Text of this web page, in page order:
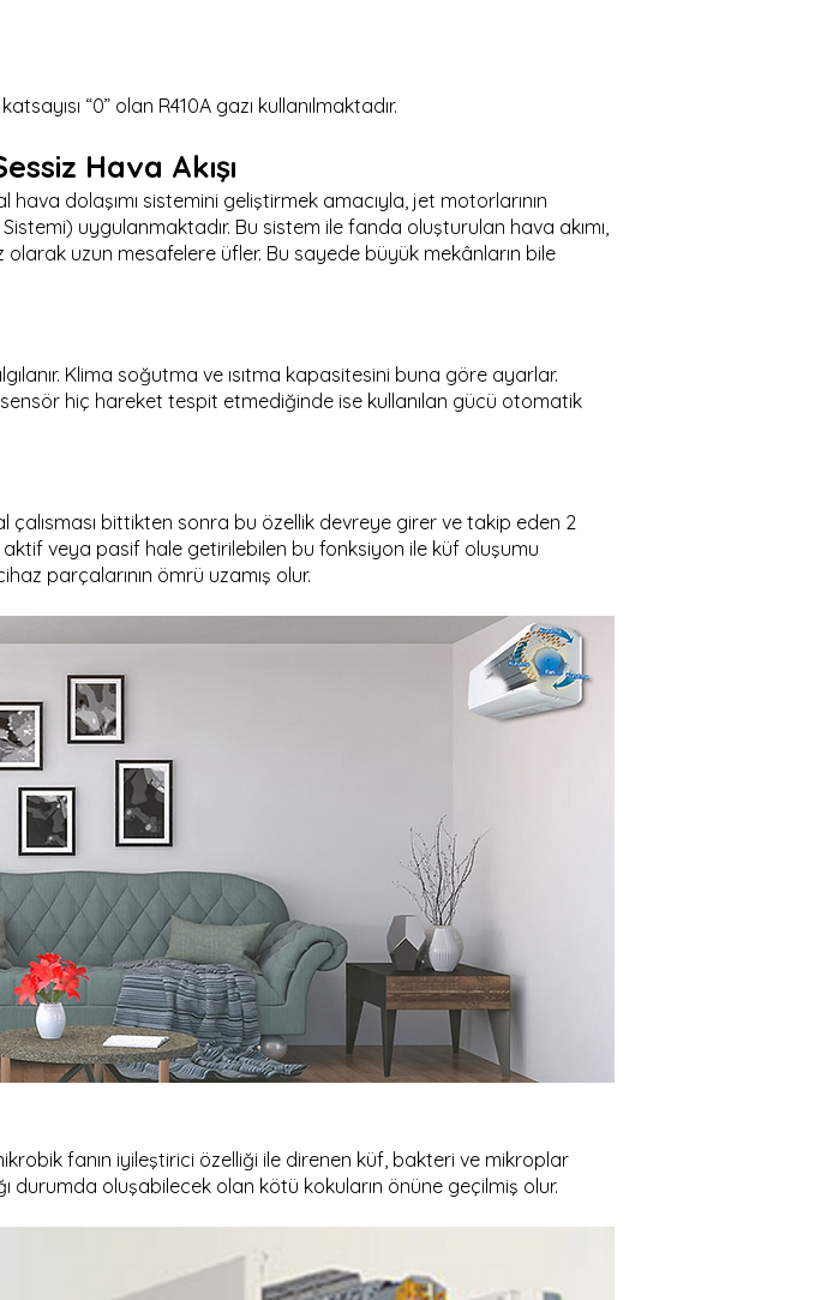
“0” olan R410A gazı kullanılmaktadır.
Hava Akışı
dolaşımı sistemini geliştirmek amacıyla, jet motorlarının
uygulanmaktadır. Bu sistem ile fanda oluşturulan hava akımı,
uzun mesafelere üfler. Bu sayede büyük mekânların bile
Klima soğutma ve ısıtma kapasitesini buna göre ayarlar.
hiç hareket tespit etmediğinde ise kullanılan gücü otomatik
çalısması bittikten sonra bu özellik devreye girer ve takip eden 2
veya pasif hale getirilebilen bu fonksiyon ile küf oluşumu
parçalarının ömrü uzamış olur.
fanın iyileştirici özelliği ile direnen küf, bakteri ve mikroplar
durumda oluşabilecek olan kötü kokuların önüne geçilmiş olur.